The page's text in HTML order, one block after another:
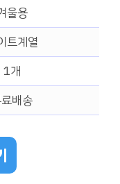
울용
트계열
1개
배송